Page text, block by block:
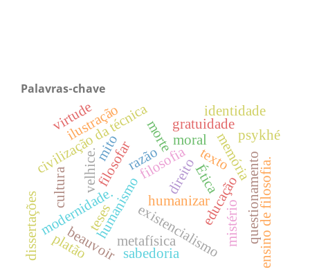
Palavras-chave
filosofia
humanizar
humanismo
modernidade.
Ética
educação
beauvoir existencialismo
memória
morte
velhice.filosofar
civilização da técnica gratuidade
questionamento
mistério ensino de filosofia.
ilustração
metafísica
direito
moral
cultura
platão
psykhé
virtude
sabedoria
identidade
teses
dissertações
razão
mito texto